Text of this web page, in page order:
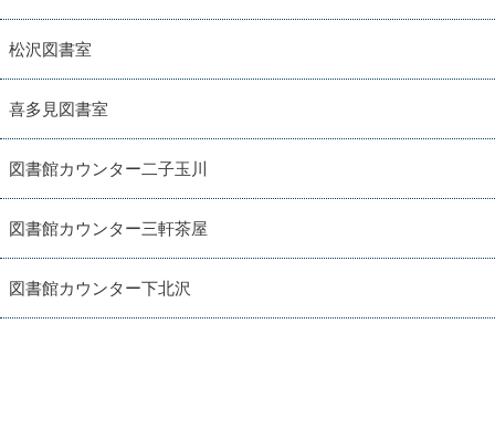
松沢図書室
喜多見図書室
図書館カウンター二子玉川
図書館カウンター三軒茶屋
図書館カウンター下北沢